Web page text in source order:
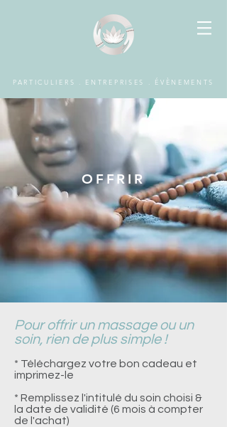
PARTICULIERS . ENTREPRISES . ÉVÈNEMENTS
OFFRIR
Pour offrir un massage ou un
soin, rien de plus simple !
* Téléchargez votre bon cadeau et
imprimez-le
* Remplissez l'intitulé du soin choisi &
la date de validité (6 mois à compter
de l'achat)